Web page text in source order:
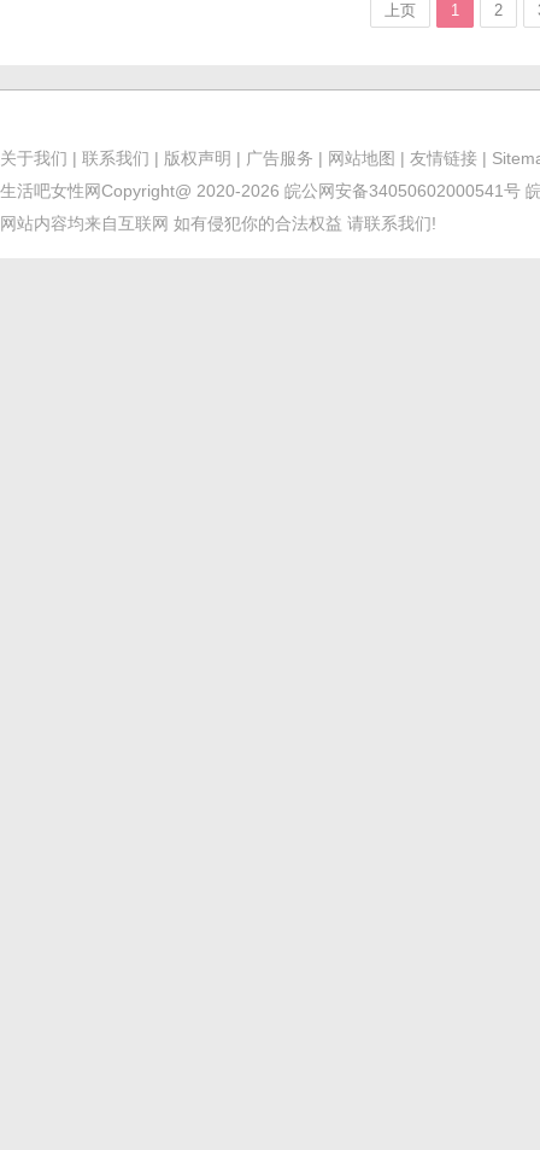
上页 1 2
关于我们 | 联系我们 | 版权声明 | 广告服务 | 网站地图 | 友情链接 |
生活吧女性网Copyright@ 2020-2026 皖公网安备34050602000541号
网站内容均来自互联网 如有侵犯你的合法权益 请联系我们!